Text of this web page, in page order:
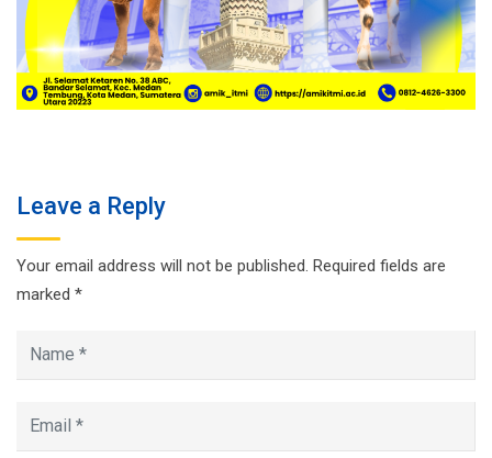
Leave a Reply
Your email address will not be published. Required fields are
marked *